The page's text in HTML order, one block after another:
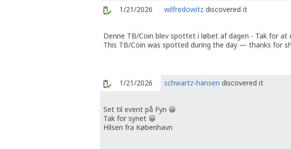
1/21/2026 wilfredowitz discovered it
Denne TB/Coin blev spottet i løbet af dagen - Tak for at
This TB/Coin was spotted during the day — thanks for
1/21/2026 schwartz-hansen discovered it
Set til event på Fyn 😀
Tak for synet 😀
Hilsen fra København